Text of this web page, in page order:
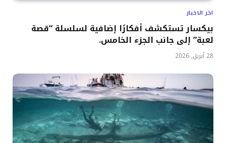
اخر الاخبار
بيكسار تستكشف أفكارًا إضافية لسلسلة “قصة
لعبة” إلى جانب الجزء الخامس.
28 أبريل, 2026